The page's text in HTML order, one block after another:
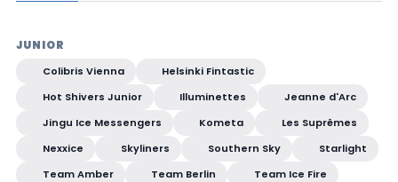
JUNIOR
Colibris Vienna
Helsinki Fintastic
Hot Shivers Junior
Illuminettes
Jeanne d'Arc
Jingu Ice Messengers
Kometa
Les Suprêmes
Nexxice
Skyliners Southern Sky
Starlight
Team Amber
Team Berlin
Team Ice Fire